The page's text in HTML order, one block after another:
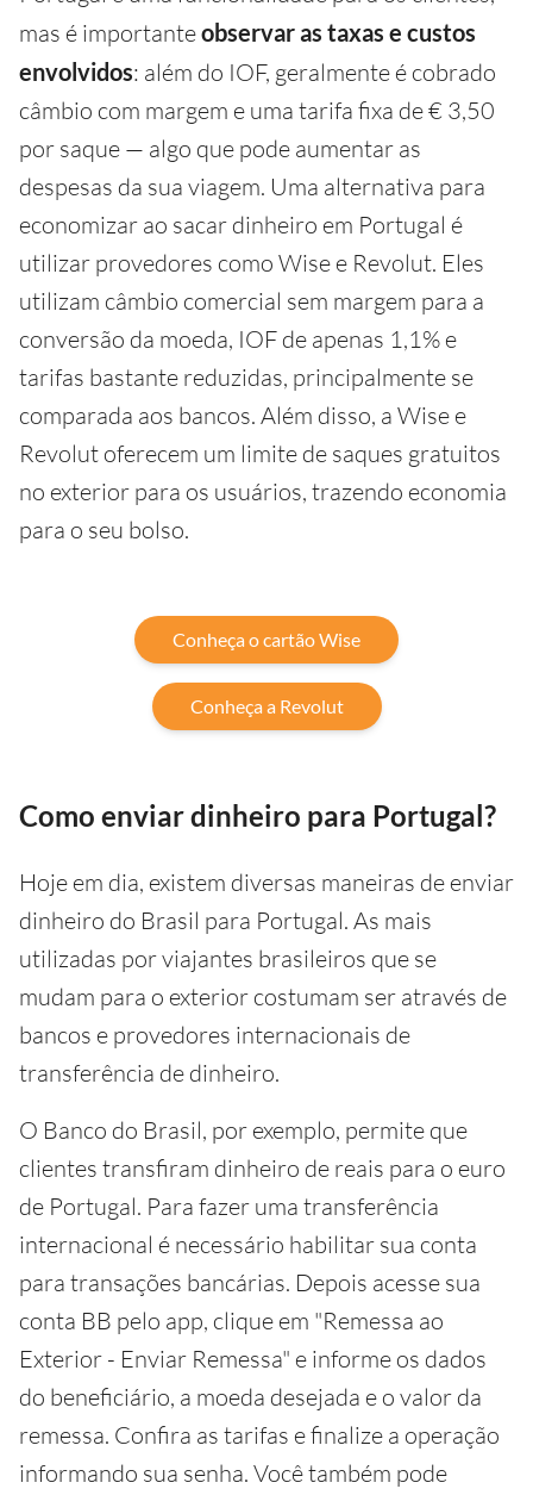
mas é importanteobservar as taxas e custos
envolvidos: além do IOF, geralmente é cobrado
câmbio com margem e uma tarifa fixa de € 3,50
por saque — algo que pode aumentar as
despesas da sua viagem. Uma alternativa para
economizar ao sacar dinheiro em Portugal é
utilizar provedores como Wise e Revolut. Eles
utilizam câmbio comercial sem margem para a
conversão da moeda, IOF de apenas 1,1% e
tarifas bastante reduzidas, principalmente se
comparada aos bancos. Além disso, a Wise e
Revolut oferecem um limite de saques gratuitos
no exterior para os usuários, trazendo economia
para o seu bolso.
Conheça o cartão Wise
Conheça a Revolut
Como enviar dinheiro para Portugal?
Hoje em dia, existem diversas maneiras de enviar
dinheiro do Brasil para Portugal. As mais
utilizadas por viajantes brasileiros que se
mudam para o exterior costumam ser através de
bancos e provedores internacionais de
transferência de dinheiro.
O Banco do Brasil, por exemplo, permite que
clientes transfiram dinheiro de reais para o euro
de Portugal. Para fazer uma transferência
internacional é necessário habilitar sua conta
para transações bancárias. Depois acesse sua
conta BB pelo app, clique em "Remessa ao
Exterior - Enviar Remessa" e informe os dados
do beneficiário, a moeda desejada e o valor da
remessa. Confira as tarifas e finalize a operação
informando sua senha. Você também pode